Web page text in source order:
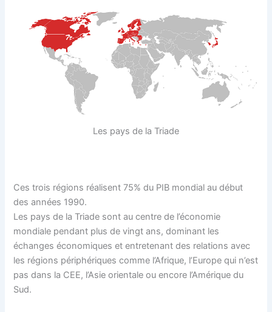
Les pays de la Triade
Ces trois régions réalisent 75% du PIB mondial au début
des années 1990.
Les pays de la Triade sont au centre de l’économie
mondiale pendant plus de vingt ans, dominant les
échanges économiques et entretenant des relations avec
les régions périphériques comme l’Afrique, l’Europe qui n’est
pas dans la CEE, l’Asie orientale ou encore l’Amérique du
Sud.